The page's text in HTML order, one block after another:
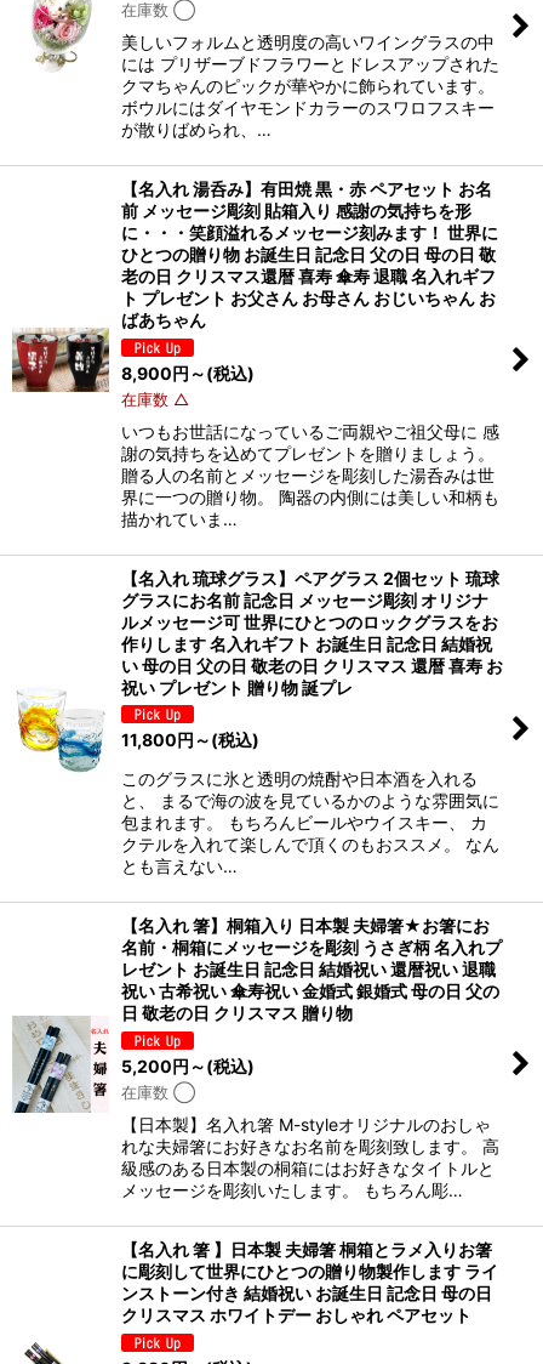
在庫数 ◯
美しいフォルムと透明度の高いワイングラスの中
には プリザーブドフラワーとドレスアップされた
クマちゃんのピックが華やかに飾られています。
ボウルにはダイヤモンドカラーのスワロフスキー
が散りばめられ、…
【名入れ 湯呑み】有田焼 黒・赤 ペアセット お名
前 メッセージ彫刻 貼箱入り 感謝の気持ちを形
に・・・笑顔溢れるメッセージ刻みます！ 世界に
ひとつの贈り物 お誕生日 記念日 父の日 母の日 敬
老の日 クリスマス還暦 喜寿 傘寿 退職 名入れギフ
ト プレゼント お父さん お母さん おじいちゃん お
ばあちゃん
8,900円 ～(税込)
在庫数 △
いつもお世話になっているご両親やご祖父母に 感
謝の気持ちを込めてプレゼントを贈りましょう。
贈る人の名前とメッセージを彫刻した湯呑みは世
界に一つの贈り物。 陶器の内側には美しい和柄も
描かれていま…
【名入れ 琉球グラス】ペアグラス 2個セット 琉球
グラスにお名前 記念日 メッセージ彫刻 オリジナ
ルメッセージ可 世界にひとつのロックグラスをお
作りします 名入れギフト お誕生日 記念日 結婚祝
い 母の日 父の日 敬老の日 クリスマス 還暦 喜寿 お
祝い プレゼント 贈り物 誕プレ
11,800円 ～(税込)
このグラスに氷と透明の焼酎や日本酒を入れる
と、 まるで海の波を見ているかのような雰囲気に
包まれます。 もちろんビールやウイスキー、 カ
クテルを入れて楽しんで頂くのもおススメ。 なん
とも言えない…
【名入れ 箸】桐箱入り 日本製 夫婦箸★お箸にお
名前・桐箱にメッセージを彫刻 うさぎ柄 名入れプ
レゼント お誕生日 記念日 結婚祝い 還暦祝い 退職
祝い 古希祝い 傘寿祝い 金婚式 銀婚式 母の日 父の
日 敬老の日 クリスマス 贈り物
5,200円 ～(税込)
在庫数 ◯
【日本製】名入れ箸 M-styleオリジナルのおしゃ
れな夫婦箸にお好きなお名前を彫刻致します。 高
級感のある日本製の桐箱にはお好きなタイトルと
メッセージを彫刻いたします。 もちろん彫…
【名入れ 箸 】日本製 夫婦箸 桐箱とラメ入りお箸
に彫刻して世界にひとつの贈り物製作します ライ
ンストーン付き 結婚祝い お誕生日 記念日 母の日
クリスマス ホワイトデー おしゃれ ペアセット